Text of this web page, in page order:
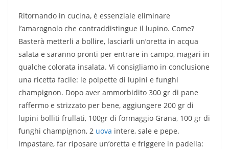
Ritornando in cucina, è essenziale eliminare
l’amarognolo che contraddistingue il lupino. Come?
Basterà metterli a bollire, lasciarli un’oretta in acqua
salata e saranno pronti per entrare in campo, magari in
qualche colorata insalata. Vi consigliamo in conclusione
una ricetta facile: le polpette di lupini e funghi
champignon. Dopo aver ammorbidito 300 gr di pane
raffermo e strizzato per bene, aggiungere 200 gr di
lupini bolliti frullati, 100gr di formaggio Grana, 100 gr di
funghi champignon, 2 uova intere, sale e pepe.
Impastare, far riposare un’oretta e friggere in padella: